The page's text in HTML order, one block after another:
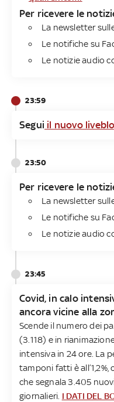
Per ricevere le
La newsletter
Le notifiche su
Le notizie audio
23:59
Segui il nuovo
23:50
Per ricevere le
La newsletter
Le notifiche su
Le notizie audio
23:45
Covid, in calo
ancora vicine alla
Scende il numero dei
(3.118) e in
intensiva in 24 ore. La
tamponi fatti è
che segnala 3.405
giornalieri. I DATI DEL